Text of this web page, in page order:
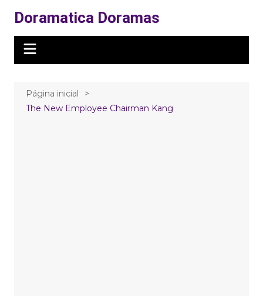
para
conteúdo
Doramatica Doramas
Página inicial
The New Employee Chairman Kang